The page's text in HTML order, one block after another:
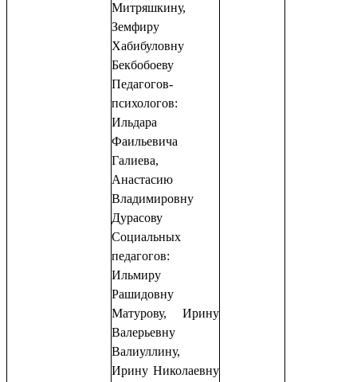
Митряшкину,
Земфиру
Хабибуловну
Бекбобоеву
Педагогов-
психологов:
Ильдара
Фаильевича
Галиева,
Анастасию
Владимировну
Дурасову
Социальных
педагогов:
Ильмиру
Рашидовну
Матурову, Ирину
Валерьевну
Валиуллину,
Ирину Николаевну